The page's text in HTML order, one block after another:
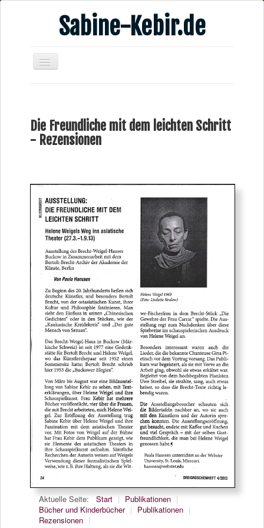
Sabine-Kebir.de
Publikationen
Videos
Verschiedenes
Die Freundliche mit dem leichten Schritt
- Rezensionen
Aktuelle Seite: Start | Publikationen |
Bücher und Kinderbücher | Publikationen |
Rezensionen |